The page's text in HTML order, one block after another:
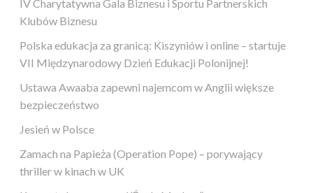
IV Charytatywna Gala Biznesu i Sportu Partnerskich
Klubów Biznesu
Polska edukacja za granicą: Kiszyniów i online – startuje
VII Międzynarodowy Dzień Edukacji Polonijnej!
Ustawa Awaaba zapewni najemcom w Anglii większe
bezpieczeństwo
Jesień w Polsce
Zamach na Papieża (Operation Pope) – porywający
thriller w kinach w UK